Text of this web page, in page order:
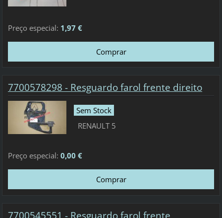
Preço especial: 1,97 €
7700578298 - Resguardo farol frente direito
Sem Stock
RENAULT 5
Preço especial: 0,00 €
7700545551 - Resguardo farol frente